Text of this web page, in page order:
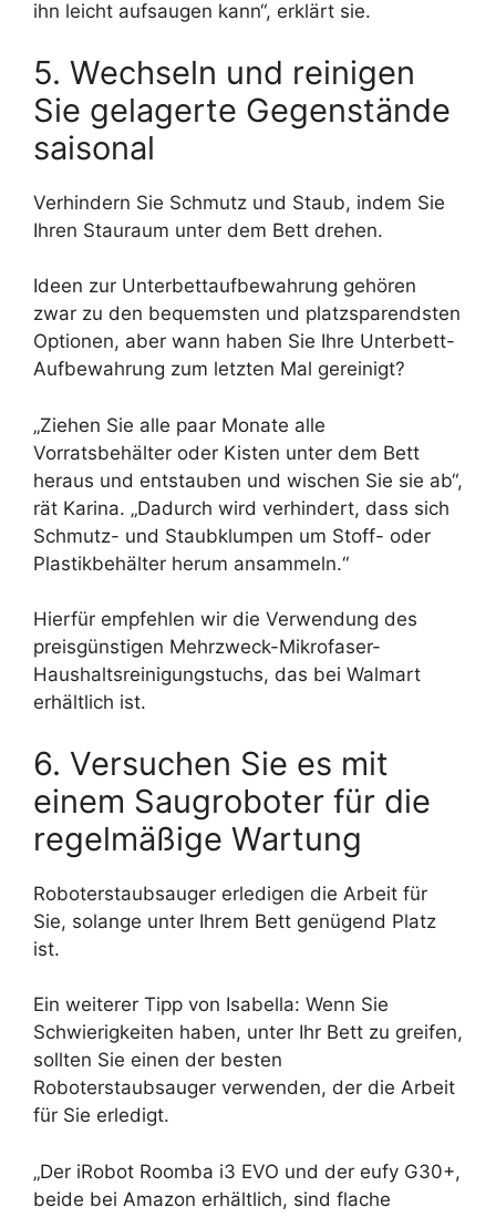
ihn leicht aufsaugen kann“, erklärt sie.
5. Wechseln und reinigen
Sie gelagerte Gegenstände
saisonal
Verhindern Sie Schmutz und Staub, indem Sie
Ihren Stauraum unter dem Bett drehen.
Ideen zur Unterbettaufbewahrung gehören
zwar zu den bequemsten und platzsparendsten
Optionen, aber wann haben Sie Ihre Unterbett-
Aufbewahrung zum letzten Mal gereinigt?
„Ziehen Sie alle paar Monate alle
Vorratsbehälter oder Kisten unter dem Bett
heraus und entstauben und wischen Sie sie ab“,
rät Karina. „Dadurch wird verhindert, dass sich
Schmutz- und Staubklumpen um Stoff- oder
Plastikbehälter herum ansammeln.“
Hierfür empfehlen wir die Verwendung des
preisgünstigen Mehrzweck-Mikrofaser-
Haushaltsreinigungstuchs, das bei Walmart
erhältlich ist.
6. Versuchen Sie es mit
einem Saugroboter für die
regelmäßige Wartung
Roboterstaubsauger erledigen die Arbeit für
Sie, solange unter Ihrem Bett genügend Platz
ist.
Ein weiterer Tipp von Isabella: Wenn Sie
Schwierigkeiten haben, unter Ihr Bett zu greifen,
sollten Sie einen der besten
Roboterstaubsauger verwenden, der die Arbeit
für Sie erledigt.
„Der iRobot Roomba i3 EVO und der eufy G30+,
beide bei Amazon erhältlich, sind flache